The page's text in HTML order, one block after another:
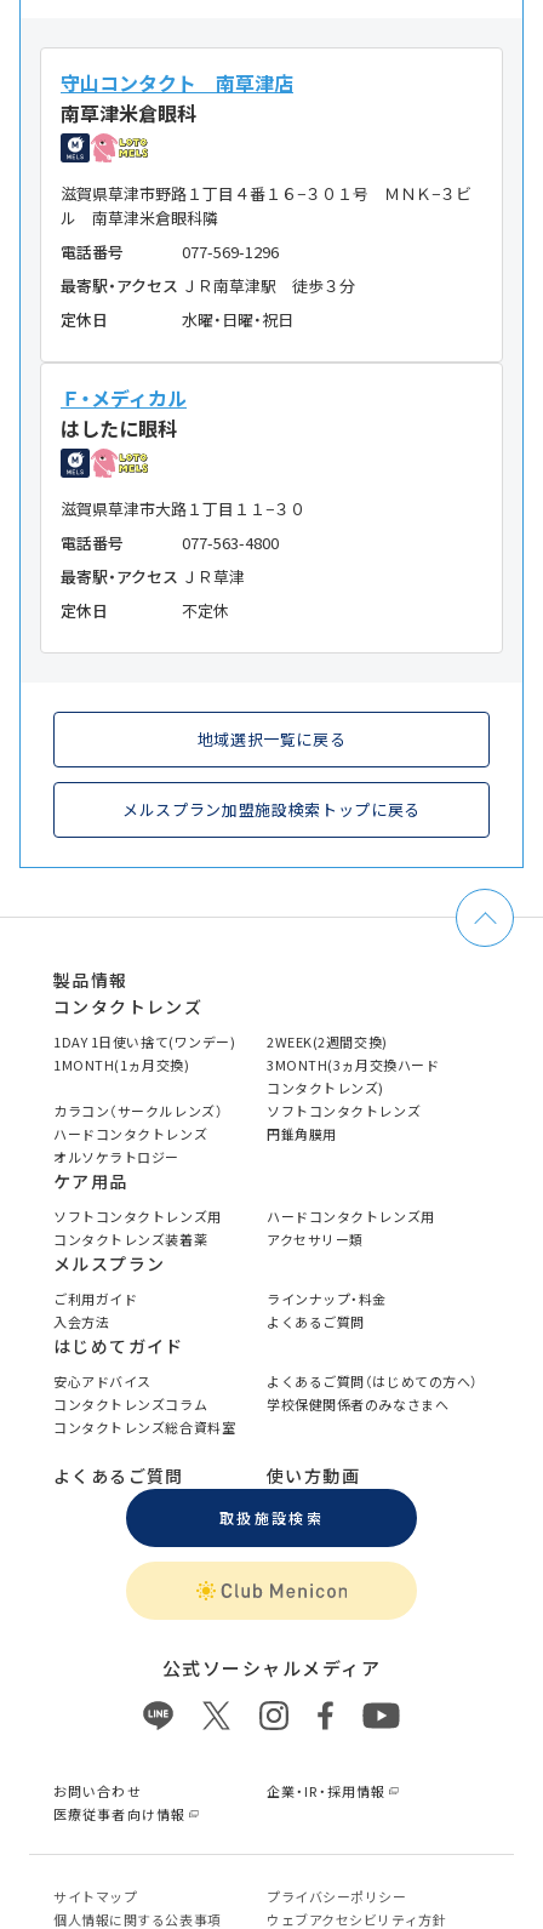
守山コンタクト 南草津店
南草津米倉眼科
滋賀県草津市野路１丁目４番１６−３０１号 ＭＮＫ−３ビ
ル 南草津米倉眼科隣
電話番号
077-569-1296
最寄駅・アクセス ＪＲ南草津駅 徒歩３分
定休日
水曜・日曜・祝日
Ｆ・メディカル
はしたに眼科
滋賀県草津市大路１丁目１１−３０
電話番号
077-563-4800
最寄駅・アクセス ＪＲ草津
定休日
不定休
地域選択一覧に戻る
メルスプラン加盟施設検索トップに戻る
製品情報
コンタクトレンズ
1DAY 1日使い捨て(ワンデー)
2WEEK(2週間交換)
1MONTH(1ヵ月交換)
3MONTH(3ヵ月交換ハード
コンタクトレンズ)
カラコン（サークルレンズ）
ソフトコンタクトレンズ
ハードコンタクトレンズ
円錐角膜用
オルソケラトロジー
ケア用品
ソフトコンタクトレンズ用
ハードコンタクトレンズ用
コンタクトレンズ装着薬
アクセサリー類
メルスプラン
ご利用ガイド
ラインナップ・料金
入会方法
よくあるご質問
はじめてガイド
安心アドバイス
よくあるご質問（はじめての方へ）
コンタクトレンズコラム
学校保健関係者のみなさまへ
コンタクトレンズ総合資料室
よくあるご質問 使い方動画
取扱施設検索
公式ソーシャルメディア
お問い合わせ
企業・IR・採用情報
医療従事者向け情報
サイトマップ
プライバシーポリシー
個⼈情報に関する公表事項
ウェブアクセシビリティ方針